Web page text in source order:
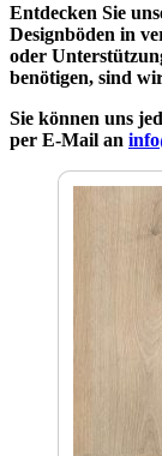
Entdecken Sie
Designböden in
oder
benötigen, sind
Sie können uns
per E-Mail an